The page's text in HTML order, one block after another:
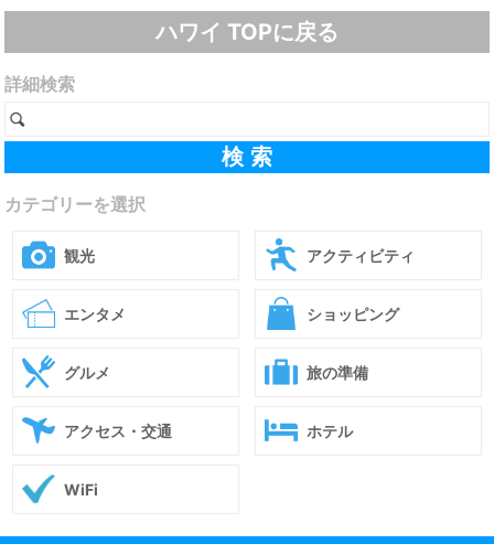
ハワイ TOPに戻る
詳細検索
カテゴリーを選択
観光 アクティビティ
エンタメ ショッピング
グルメ 旅の準備
アクセス・交通 ホテル
WiFi